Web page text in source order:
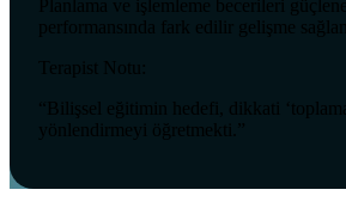
Planlama ve işlemleme becerileri
performansında fark edilir gelişme
Terapist Notu:
“Bilişsel eğitimin hedefi, dikkati
yönlendirmeyi öğretmekti.”